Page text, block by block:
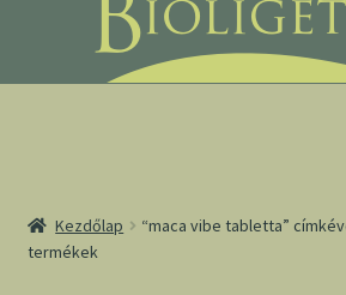
navigációhoz
tartalomba
Kezdőlap
“maca vibe tabletta”
termékek